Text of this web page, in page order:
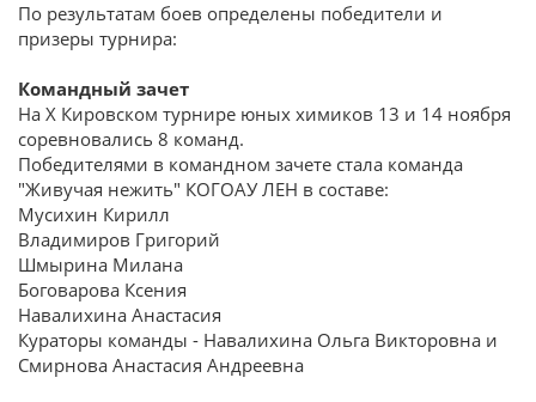
По результатам боев определены победители и
призеры турнира:
Командный зачет
На X Кировском турнире юных химиков 13 и 14 ноября
соревновались 8 команд.
Победителями в командном зачете стала команда
"Живучая нежить" КОГОАУ ЛЕН в составе:
Мусихин Кирилл
Владимиров Григорий
Шмырина Милана
Боговарова Ксения
Навалихина Анастасия
Кураторы команды - Навалихина Ольга Викторовна и
Смирнова Анастасия Андреевна